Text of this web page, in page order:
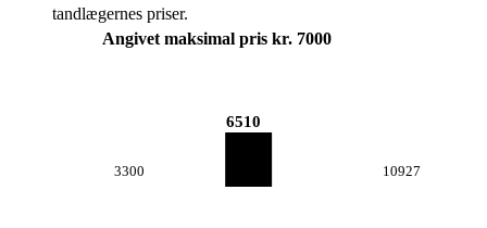
tandlægernes priser.
Angivet maksimal pris kr. 7000
3300
6510
10927